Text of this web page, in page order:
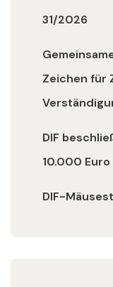
31/2026
Zeichen für
DIF
10.000
DIF-